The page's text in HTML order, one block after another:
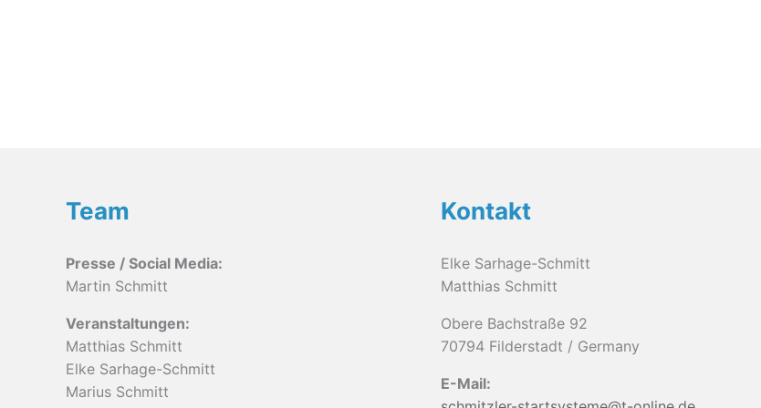
Team
Presse / Social Media:
Martin Schmitt
Veranstaltungen:
Matthias Schmitt
Elke Sarhage-Schmitt
Marius Schmitt
Kontakt
Elke Sarhage-Schmitt
Matthias Schmitt
Obere Bachstraße 92
70794 Filderstadt / Germany
E-Mail: